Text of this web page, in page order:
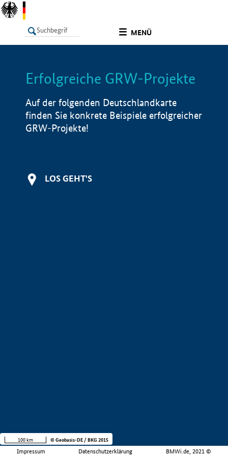
MENÜ
LISTE Info
Erfolgreiche GRW-Projekte
Auf der folgenden Deutschlandkarte
finden Sie konkrete Beispiele erfolgreicher
GRW-Projekte!
LOS GEHT'S
Impressum Datenschutzerklärung BMWi.de, 2021 ©
100 km © Geobasis-DE / BKG 2015